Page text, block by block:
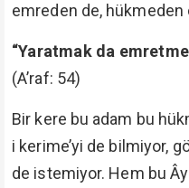
emreden de, hükmeden
“Yaratmak da
(A’raf: 54)
Bir kere bu adam bu
i kerime’yi de bilmiyor,
de istemiyor. Hem bu